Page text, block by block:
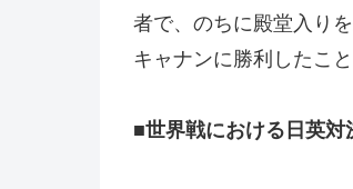
者で、のちに殿堂入り
キャナンに勝利したこ
■世界戦における日英対